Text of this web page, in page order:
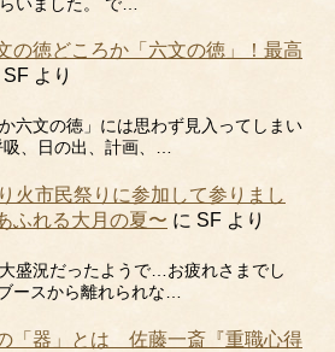
の徳どころか「六文の徳」！最高
SF より
か六文の徳」には思わず見入ってしまい
吸、日の出、計画、…
火市民祭りに参加して参りまし
ふれる大月の夏〜 に SF より
盛況だったようで…お疲れさまでし
ースから離れられな…
「器」とは 佐藤一斎『重職心得